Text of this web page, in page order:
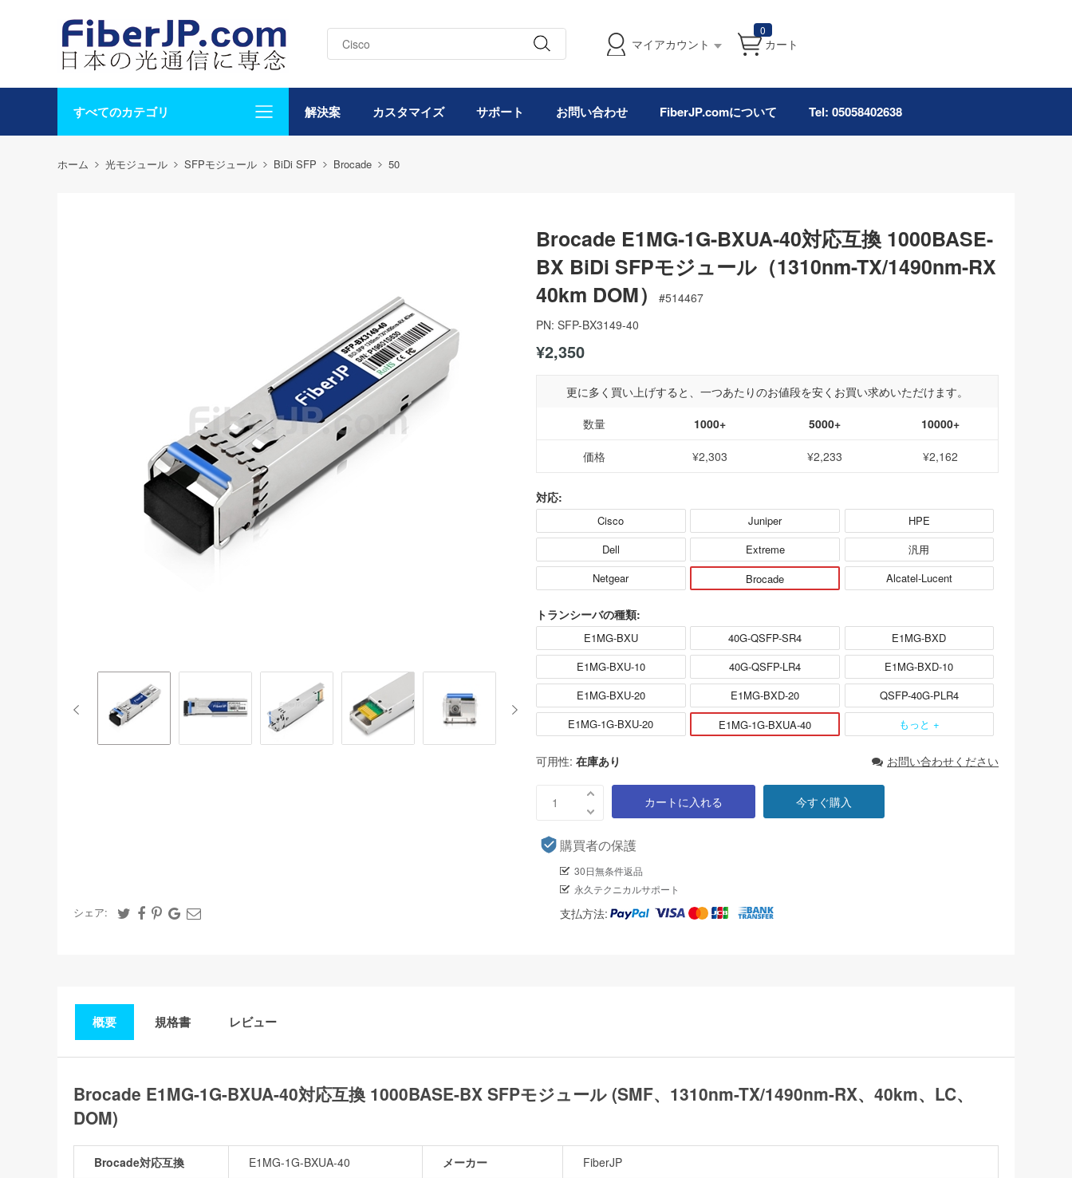
マイアカウント
0
カート
すべてのカテゴリ 解決案 カスタマイズ サポート お問い合わせ FiberJP.comについて Tel: 05058402638
ホーム 光モジュール SFPモジュール BiDi SFP Brocade 50
シェア:
Brocade E1MG-1G-BXUA-40対応互換 1000BASE-
BX BiDi SFPモジュール（1310nm-TX/1490nm-RX
40km DOM）
#514467
PN: SFP-BX3149-40
¥2,350
更に多く買い上げすると、一つあたりのお値段を安くお買い求めいただけます。
数量
1000+ 5000+ 10000+
価格 ¥2,303 ¥2,233 ¥2,162
対応:
Cisco Juniper
HPE
Dell
Extreme
汎用
Netgear
Brocade Alcatel-Lucent
トランシーバの種類:
E1MG-BXU 40G-QSFP-SR4
E1MG-BXD
E1MG-BXU-10
40G-QSFP-LR4
E1MG-BXD-10
E1MG-BXU-20
E1MG-BXD-20
QSFP-40G-PLR4
E1MG-1G-BXU-20
E1MG-1G-BXUA-40 もっと +
可用性: 在庫あり お問い合わせください
カートに入れる 今すぐ購入
購買者の保護
30日無条件返品
永久テクニカルサポート
支払方法:
概要 規格書 レビュー
Brocade E1MG-1G-BXUA-40対応互換 1000BASE-BX SFPモジュール (SMF、1310nm-TX/1490nm-RX、40km、LC、
DOM)
Brocade対応互換 E1MG-1G-BXUA-40 メーカー FiberJP